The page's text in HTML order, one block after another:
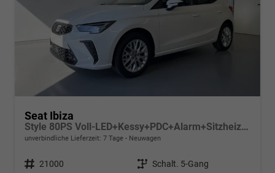
Seat Ibiza
Style 80PS Voll-LED+Kessy+PDC+Alarm+Sitzheizung+Kamera+App-Connect
unverbindliche Lieferzeit: 7 Tage Neuwagen
Fahrzeugnr. 21000 Getriebe Schalt. 5-Gang